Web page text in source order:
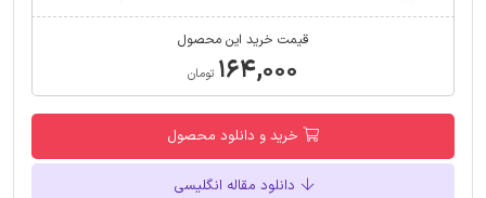
قیمت خرید این محصول
۱۶۴,۰۰۰ تومان
خرید و دانلود محصول
دانلود مقاله انگلیسی